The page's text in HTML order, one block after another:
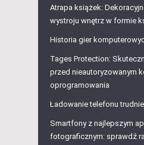
Atrapa książek:
wystroju wnętrz w formie
Historia gier
Tages Protection:
przed nieautoryzowanym
oprogramowania
Ładowanie telefonu
Smartfony z najlepszym
fotograficznym: sprawdź